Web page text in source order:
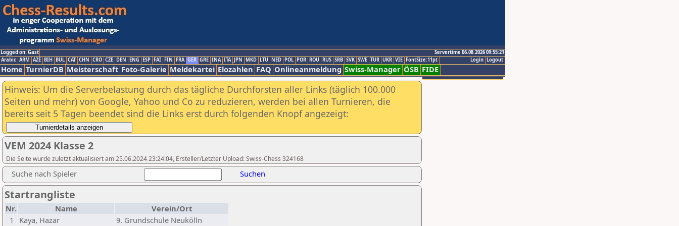
Logged on: Gast
Servertime 06.08.2026 09:55:21
Logout
Login
Arabic ARM AZE BIH BUL CAT CHN CRO CZE DEN ENG ESP FAI FIN FRA GER GRE INA ITA JPN MKD LTU NED POL POR ROU RUS SRB SVK SWE TUR UKR VIE FontSize:11pt
Home TurnierDB Meisterschaft Foto-Galerie Meldekartei Elozahlen FAQ Onlineanmeldung Swiss-Manager ÖSB FIDE
Hinweis: Um die Serverbelastung durch das tägliche Durchforsten aller Links (täglich 100.000
Seiten und mehr) von Google, Yahoo und Co zu reduzieren, werden bei allen Turnieren, die
bereits seit 5 Tagen beendet sind die Links erst durch folgenden Knopf angezeigt:
VEM 2024 Klasse 2
Die Seite wurde zuletzt aktualisiert am 25.06.2024 23:24:04, Ersteller/Letzter Upload: Swiss-Chess 324168
Suche nach Spieler Suchen
Startrangliste
Nr. Name
Verein/Ort
1
Kaya, Hazar 9. Grundschule Neukölln